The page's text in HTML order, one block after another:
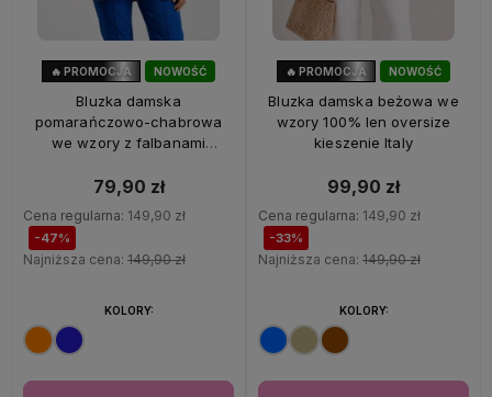
NOWOŚĆ
🔥 PROMOCJA
Bluzka damska
pomarańczowo-chabrowa
we wzory z falbanami
79,90 zł
Cena regularna: 149,90 zł
-47%
Najniższa cena: 149,90 zł
KOLORY:
NOWOŚĆ
OKAZJA
🔥 PROMOCJA
Bluzka damska beżowa we
wzory 100% len oversize
kieszenie Italy
99,90 zł
Cena regularna: 149,90 zł
-33%
Najniższa cena: 149,90 zł
KOLORY: